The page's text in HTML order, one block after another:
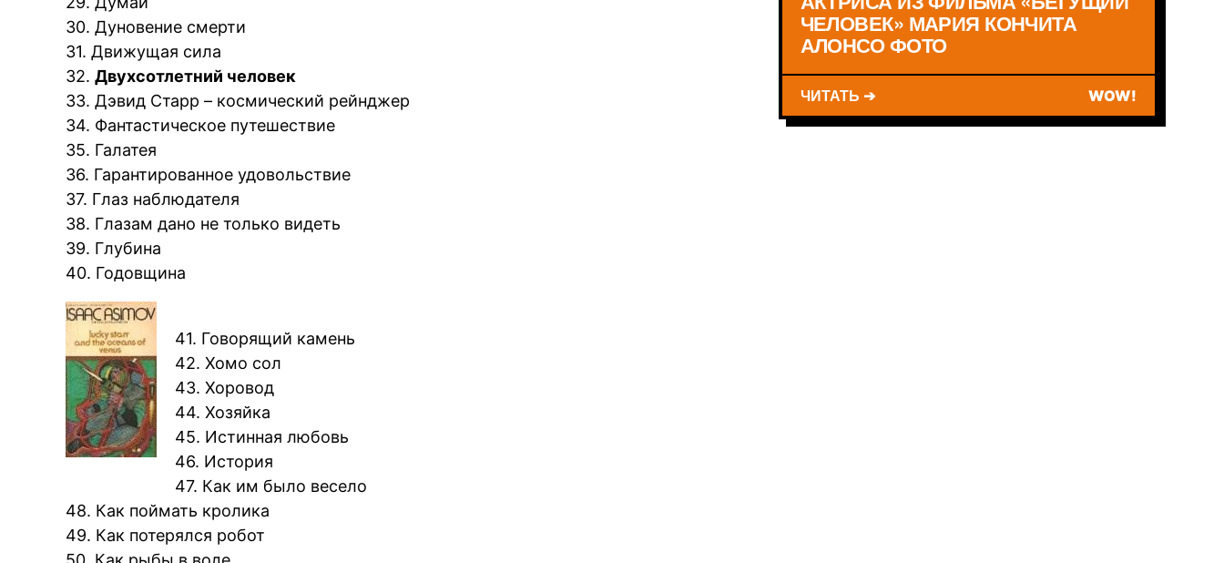
30. Дуновение смерти
31. Движущая сила
32.Двухсотлетний человек
33. Дэвид Старр – космический рейнджер
34. Фантастическое путешествие
35. Галатея
36. Гарантированное удовольствие
37. Глаз наблюдателя
38. Глазам дано не только видеть
39. Глубина
40. Годовщина
41. Говорящий камень
42. Хомо сол
43. Хоровод
44. Хозяйка
45. Истинная любовь
46. История
47. Как им было весело
48. Как поймать кролика
49. Как потерялся робот
ЧЕЛОВЕК» МАРИЯ КОНЧИТА
АЛОНСО ФОТО
ЧИТАТЬ ➔ WOW!